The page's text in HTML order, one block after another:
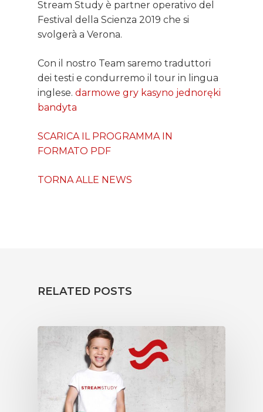
Stream Study è partner operativo del
Festival della Scienza 2019 che si
svolgerà a Verona.
Con il nostro Team saremo traduttori
dei testi e condurremo il tour in lingua
inglese.darmowe gry kasyno jednoręki
bandyta
SCARICA IL PROGRAMMA IN
FORMATO PDF
TORNA ALLE NEWS
RELATED POSTS